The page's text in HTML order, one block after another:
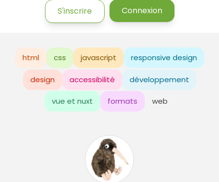
S'inscrire Connexion
html css javascript responsive design
design accessibilité développement
vue et nuxt formats web